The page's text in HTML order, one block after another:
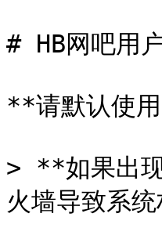
# HB网吧用
**请默认使
> **如果出现
火墙导致系